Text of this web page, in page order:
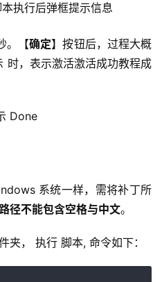
执行后弹框提示信息
。【确定】按钮后，过程大概
时，表示激活激活成功教程成
Done
系统一样，需将补丁所
径不能包含空格与中文。
夹， 执行 脚本, 命令如下：